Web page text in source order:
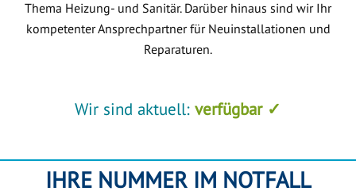
Thema Heizung- und Sanitär. Darüber hinaus sind wir Ihr
kompetenter Ansprechpartner für Neuinstallationen und
Reparaturen.
Wir sind aktuell: verfügbar ✓
IHRE NUMMER IM NOTFALL